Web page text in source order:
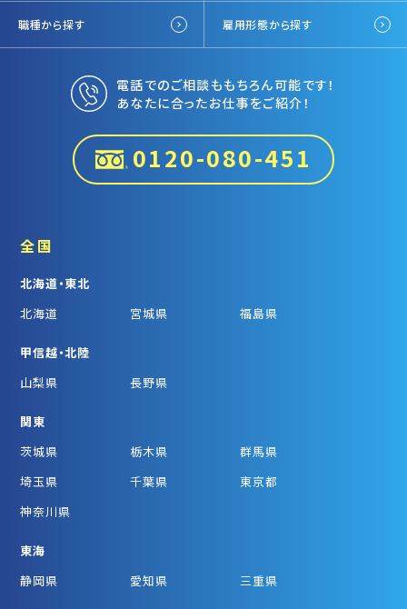
職種から探す 雇用形態から探す
電話でのご相談ももちろん可能です！
あなたに合ったお仕事をご紹介！
0120-080-451
全国
北海道・東北
北海道
宮城県 福島県
甲信越・北陸
山梨県
長野県
関東
茨城県
栃木県
群馬県
埼玉県
千葉県
東京都
神奈川県
東海
静岡県
愛知県 三重県